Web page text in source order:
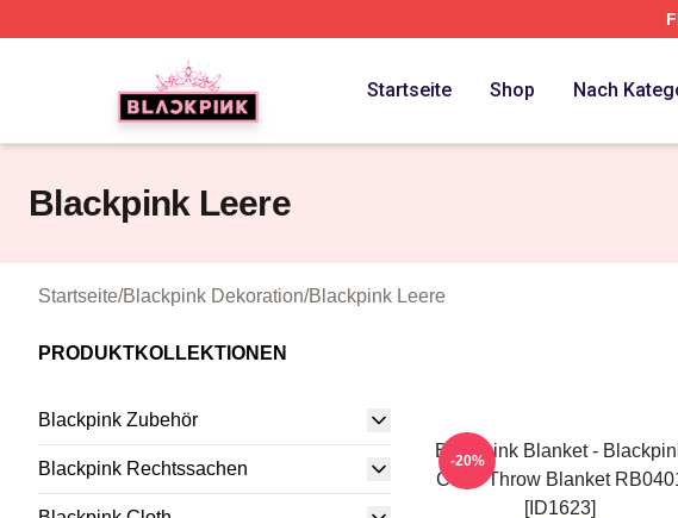
Startseite Shop Nach
Blackpink Leere
Startseite/Blackpink Dekoration/Blackpink Leere
PRODUKTKOLLEKTIONEN
Blackpink Zubehör
Blackpink Rechtssachen
Blackpink Blanket -
Cube Throw Blanket
[ID1623]
-20%